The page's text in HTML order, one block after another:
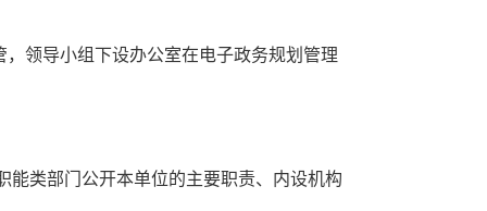
领导小组下设办公室在电子政务规划管理
能类部门公开本单位的主要职责、内设机构